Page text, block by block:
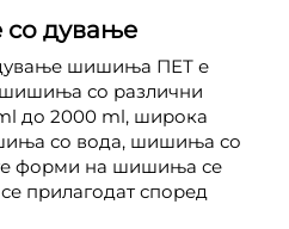
дување
шишиња ПЕТ е
со различни
до 2000 ml, широка
со вода, шишиња со
форми на шишиња се
прилагодат според